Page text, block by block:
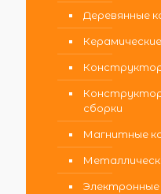
Деревянные
сборки
Магнитные